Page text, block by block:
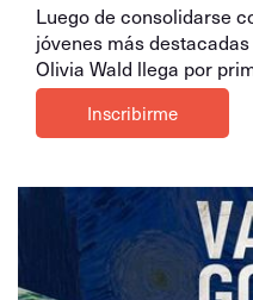
Luego de consolidarse
jóvenes más
Olivia Wald llega por
Inscribirme